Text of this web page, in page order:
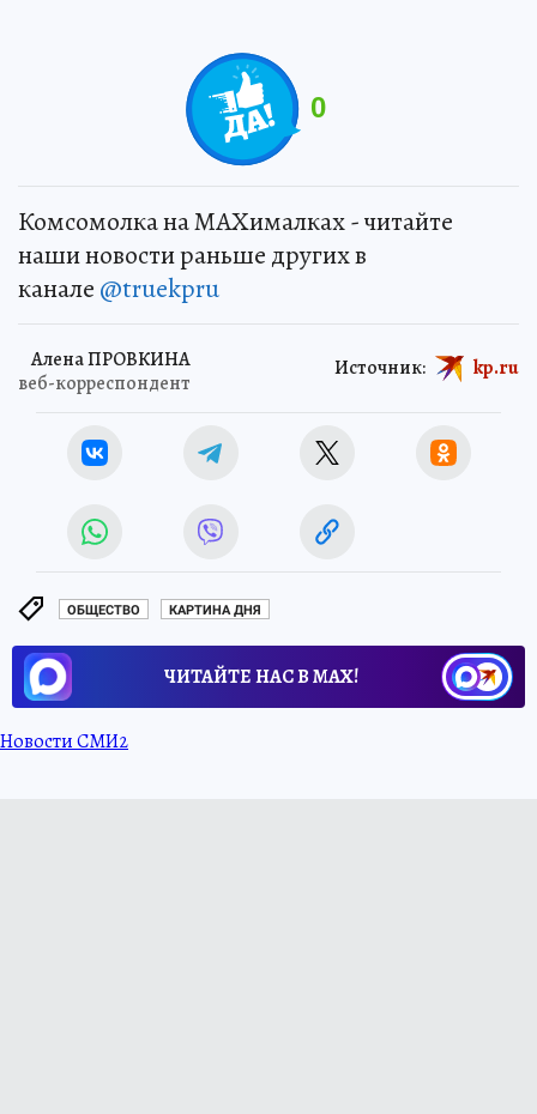
0
Комсомолка на MAXималках - читайте
наши новости раньше других в
канале @truekpru
Алена ПРОВКИНА
веб-корреспондент
Источник: kp.ru
ОБЩЕСТВО КАРТИНА ДНЯ
ЧИТАЙТЕ НАС В МАХ!
Новости СМИ2